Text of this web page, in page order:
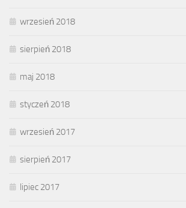
wrzesień 2018
sierpień 2018
maj 2018
styczeń 2018
wrzesień 2017
sierpień 2017
lipiec 2017